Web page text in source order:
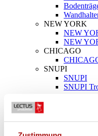
NEW YORK
NEW
NEW
CHICAGO
SNUPI
SNUPI
SNUPI